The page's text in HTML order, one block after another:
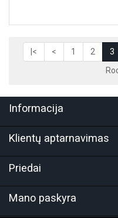
|< < 1 2 3
Informacija
Klientų aptarnavimas
Priedai
Mano paskyra